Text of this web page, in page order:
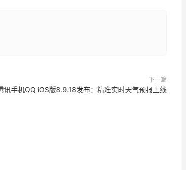
下一篇
讯手机QQ iOS版8.9.18发布：精准实时天气预报上线